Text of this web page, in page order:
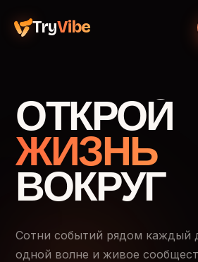
TryVibe
ОТКРОЙ
ЖИЗНЬ
ВОКРУГ
Сотни событий рядом каждый
одной волне и живое